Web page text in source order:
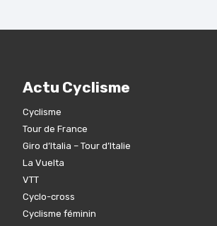
Actu Cyclisme
Cyclisme
Tour de France
Giro d’Italia – Tour d’Italie
La Vuelta
VTT
Cyclo-cross
Cyclisme féminin